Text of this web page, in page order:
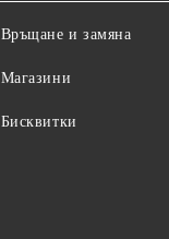
Връщане и замяна
Магазини
Бисквитки